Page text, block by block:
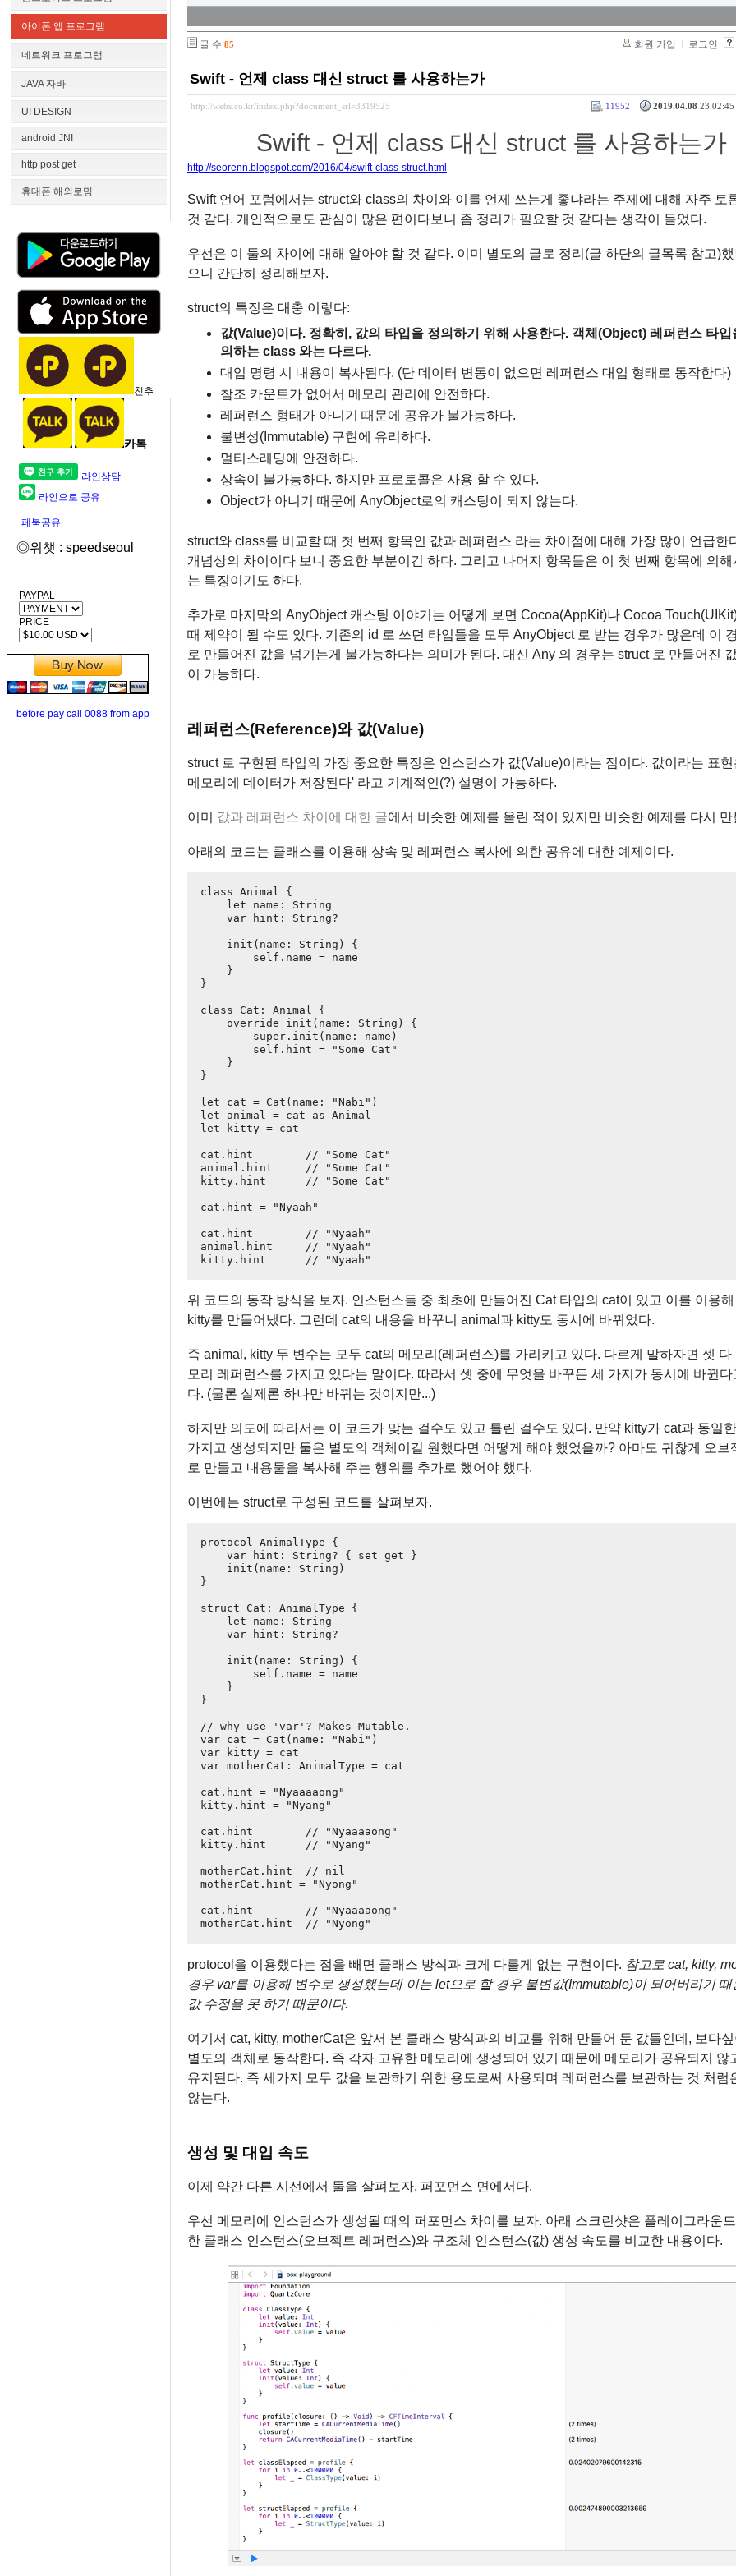
아이폰 앱 프로그램
네트워크 프로그램
JAVA 자바
UI DESIGN
android JNI
http post get
휴대폰 해외로밍
친추
카톡
라인상담
라인으로 공유
페북공유
◎위챗 : speedseoul
PAYPAL
PRICE
before pay call 0088 from app
글 수 85 회원 가입 로그인
Swift - 언제 class 대신 struct 를 사용하는가
http://webs.co.kr/index.php?document_srl=3319525 2019.04.08
11952
Swift - 언제 class 대신 struct 를 사용하는가
http://seorenn.blogspot.com/2016/04/swift-class-struct.html
Swift 언어 포럼에서는 struct와 class의 차이와 이를 언제 쓰는게 좋냐라는 주제에 대해 자주 토
것 같다. 개인적으로도 관심이 많은 편이다보니 좀 정리가 필요할 것 같다는 생각이 들었다.
우선은 이 둘의 차이에 대해 알아야 할 것 같다. 이미 별도의 글로 정리(글 하단의 글목록 참고)
으니 간단히 정리해보자.
struct의 특징은 대충 이렇다:
값(Value)이다. 정확히, 값의 타입을 정의하기 위해 사용한다. 객체(Object) 레퍼런스 타입
의하는 class 와는 다르다.
대입 명령 시 내용이 복사된다. (단 데이터 변동이 없으면 레퍼런스 대입 형태로 동작한다)
참조 카운트가 없어서 메모리 관리에 안전하다.
레퍼런스 형태가 아니기 때문에 공유가 불가능하다.
불변성(Immutable) 구현에 유리하다.
멀티스레딩에 안전하다.
상속이 불가능하다. 하지만 프로토콜은 사용 할 수 있다.
Object가 아니기 때문에 AnyObject로의 캐스팅이 되지 않는다.
struct와 class를 비교할 때 첫 번째 항목인 값과 레퍼런스 라는 차이점에 대해 가장 많이 언급한
개념상의 차이이다 보니 중요한 부분이긴 하다. 그리고 나머지 항목들은 이 첫 번째 항목에 의해
는 특징이기도 하다.
추가로 마지막의 AnyObject 캐스팅 이야기는 어떻게 보면 Cocoa(AppKit)나 Cocoa
때 제약이 될 수도 있다. 기존의 id 로 쓰던 타입들을 모두 AnyObject 로 받는 경우가 많은데 이
로 만들어진 값을 넘기는게 불가능하다는 의미가 된다. 대신 Any 의 경우는 struct 로 만들어진
이 가능하다.
레퍼런스(Reference)와 값(Value)
struct 로 구현된 타입의 가장 중요한 특징은 인스턴스가 값(Value)이라는 점이다. 값이라는 표
메모리에 데이터가 저장된다' 라고 기계적인(?) 설명이 가능하다.
이미 값과 레퍼런스 차이에 대한 글에서 비슷한 예제를 올린 적이 있지만 비슷한 예제를 다시 만
아래의 코드는 클래스를 이용해 상속 및 레퍼런스 복사에 의한 공유에 대한 예제이다.
class Animal {
    let name: String
    var hint: String?
    init(name: String) {
        self.name = name
    }
}
class Cat: Animal {
    override init(name: String) {
        super.init(name: name)
        self.hint = "Some Cat"
    }
}
let cat = Cat(name: "Nabi")
let animal = cat as Animal
let kitty = cat
cat.hint        // "Some Cat"
animal.hint     // "Some Cat"
kitty.hint      // "Some Cat"
cat.hint = "Nyaah"
cat.hint        // "Nyaah"
animal.hint     // "Nyaah"
위 코드의 동작 방식을 보자. 인스턴스들 중 최초에 만들어진 Cat 타입의 cat이 있고 이를 이용
kitty를 만들어냈다. 그런데 cat의 내용을 바꾸니 animal과 kitty도 동시에 바뀌었다.
즉 animal, kitty 두 변수는 모두 cat의 메모리(레퍼런스)를 가리키고 있다. 다르게 말하자면 셋 다
모리 레퍼런스를 가지고 있다는 말이다. 따라서 셋 중에 무엇을 바꾸든 세 가지가 동시에 바뀐다
다. (물론 실제론 하나만 바뀌는 것이지만...)
하지만 의도에 따라서는 이 코드가 맞는 걸수도 있고 틀린 걸수도 있다. 만약 kitty가 cat과 동일
가지고 생성되지만 둘은 별도의 객체이길 원했다면 어떻게 해야 했었을까? 아마도 귀찮게 오브
로 만들고 내용물을 복사해 주는 행위를 추가로 했어야 했다.
이번에는 struct로 구성된 코드를 살펴보자.
protocol AnimalType {
    var hint: String? { set get }
    init(name: String)
}
struct Cat: AnimalType {
    let name: String
    var hint: String?
    init(name: String) {
        self.name = name
    }
}
// why use 'var'? Makes Mutable.
var cat = Cat(name: "Nabi")
var kitty = cat
var motherCat: AnimalType = cat
cat.hint = "Nyaaaaong"
kitty.hint = "Nyang"
cat.hint        // "Nyaaaaong"
kitty.hint      // "Nyang"
motherCat.hint  // nil
motherCat.hint = "Nyong"
cat.hint        // "Nyaaaaong"
protocol을 이용했다는 점을 빼면 클래스 방식과 크게 다를게 없는 구현이다. 참고로 cat, kitty,
경우 var를 이용해 변수로 생성했는데 이는 let으로 할 경우 불변값(Immutable)이 되어버리기 때
값 수정을 못 하기 때문이다.
여기서 cat, kitty, motherCat은 앞서 본 클래스 방식과의 비교를 위해 만들어 둔 값들인데, 보다
별도의 객체로 동작한다. 즉 각자 고유한 메모리에 생성되어 있기 때문에 메모리가 공유되지 않
유지된다. 즉 세가지 모두 값을 보관하기 위한 용도로써 사용되며 레퍼런스를 보관하는 것 처럼
않는다.
생성 및 대입 속도
이제 약간 다른 시선에서 둘을 살펴보자. 퍼포먼스 면에서다.
우선 메모리에 인스턴스가 생성될 때의 퍼포먼스 차이를 보자. 아래 스크린샷은 플레이그라운
한 클래스 인스턴스(오브젝트 레퍼런스)와 구조체 인스턴스(값) 생성 속도를 비교한 내용이다.